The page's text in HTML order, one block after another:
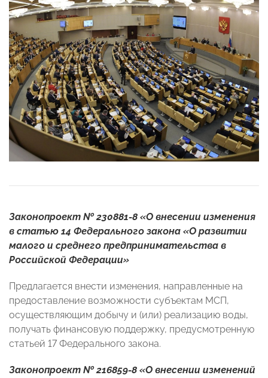
Законопроект № 230881-8 «О внесении изменения
в статью 14 Федерального закона «О развитии
малого и среднего предпринимательства в
Российской Федерации»
Предлагается внести изменения, направленные на
предоставление возможности субъектам МСП,
осуществляющим добычу и (или) реализацию воды,
получать финансовую поддержку, предусмотренную
статьей 17 Федерального закона.
Законопроект № 216859-8 «О внесении изменений